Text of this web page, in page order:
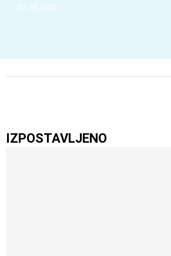
05. 08. 2026
IZPOSTAVLJENO